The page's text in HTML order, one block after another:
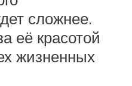
сложнее.
её красотой
жизненных